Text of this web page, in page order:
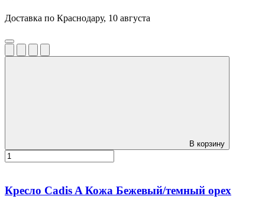
Доставка по Краснодару, 10 августа
В корзину
Кресло Cadis A Кожа Бежевый/темный орех